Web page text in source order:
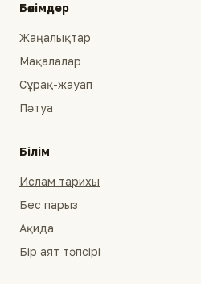
Бөлімдер
Жаңалықтар
Мақалалар
Сұрақ-жауап
Пәтуа
Білім
Ислам тарихы
Бес парыз
Ақида
Бір аят тәпсірі